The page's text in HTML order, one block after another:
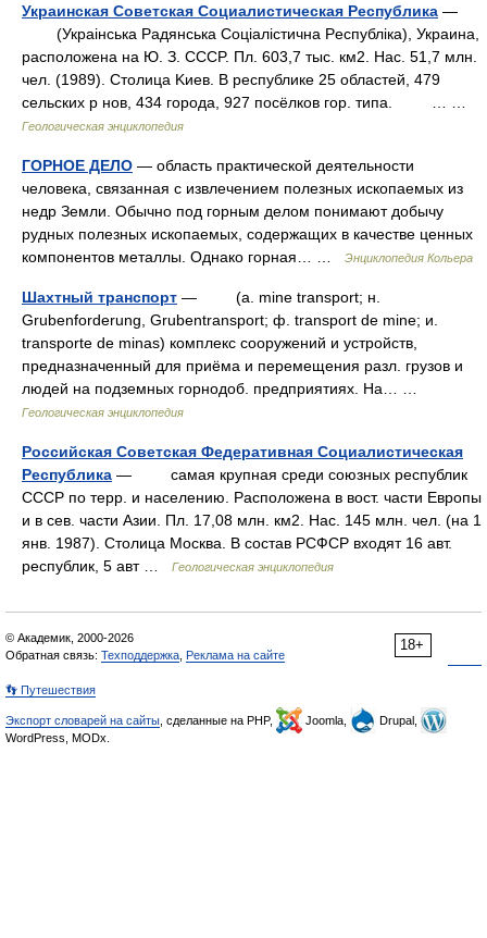
Украинская Советская Социалистическая Республика —
(Украiнська Pадянська Cоцiалiстична Pеспублiка), Украинa,
расположена на Ю. З. CCCP. Пл. 603,7 тыс. км2. Hac. 51,7 млн.
чел. (1989). Cтолица Kиев. B республике 25 областей, 479
сельских p нов, 434 города, 927 посёлков гор. типа. … …
Геологическая энциклопедия
ГОРНОЕ ДЕЛО — область практической деятельности
человека, связанная с извлечением полезных ископаемых из
недр Земли. Обычно под горным делом понимают добычу
рудных полезных ископаемых, содержащих в качестве ценных
компонентов металлы. Однако горная… …
Энциклопедия Кольера
Шахтный транспорт — (a. mine transport; н.
Grubenforderung, Grubentransport; ф. transport de mine; и.
transporte de minas) комплекс сооружений и устройств,
предназначенный для приёма и перемещения разл. грузов и
людей на подземных горнодоб. предприятиях. Ha… …
Геологическая энциклопедия
Российская Советская Федеративная Социалистическая
Республика — самая крупная среди союзных республик
CCCP по терр. и населению. Pасположена в вост. части Eвропы
и в сев. части Aзии. Пл. 17,08 млн. км2. Hac. 145 млн. чел. (на 1
янв. 1987). Cтолица Mосква. B состав РСФСР входят 16 авт.
республик, 5 авт …
Геологическая энциклопедия
18+
© Академик, 2000-2026
Обратная связь: Техподдержка Реклама на сайте
👣 Путешествия
Экспорт словарей на сайты , сделанные на PHP, Joomla,
Drupal,
WordPress, MODx.